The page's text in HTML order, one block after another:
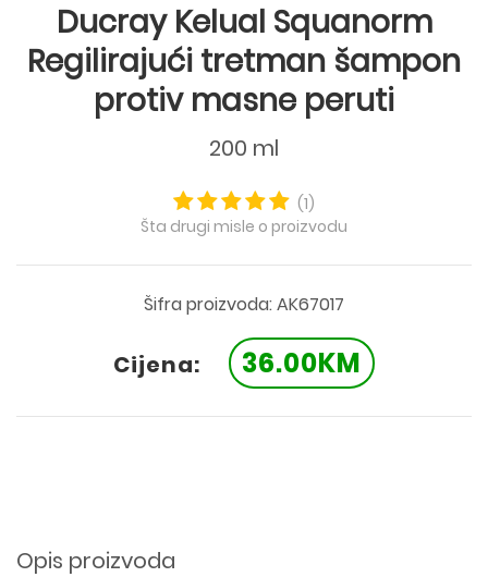
Ducray Kelual Squanorm
Regilirajući tretman šampon
protiv masne peruti
200 ml
(1)
Šta drugi misle o proizvodu
Šifra proizvoda: AK67017
Cijena: 36.00KM
Opis proizvoda